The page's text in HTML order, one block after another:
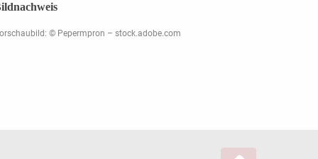
© Pepermpron – stock.adobe.com